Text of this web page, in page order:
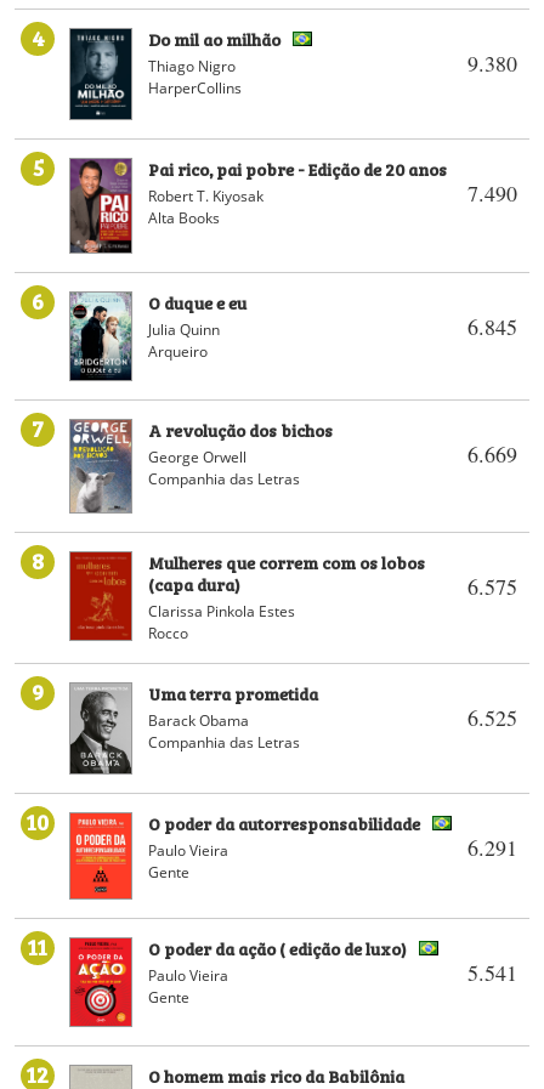
4
9.380
Do mil ao milhão
Thiago Nigro
HarperCollins
5
7.490
Pai rico, pai pobre - Edição de 20 anos
Robert T. Kiyosak
Alta Books
6
6.845
O duque e eu
Julia Quinn
Arqueiro
7
6.669
A revolução dos bichos
George Orwell
Companhia das Letras
8
6.575
Mulheres que correm com os lobos
(capa dura)
Clarissa Pinkola Estes
Rocco
9
6.525
Uma terra prometida
Barack Obama
Companhia das Letras
10
6.291
O poder da autorresponsabilidade
Paulo Vieira
Gente
11
5.541
O poder da ação ( edição de luxo)
Paulo Vieira
Gente
12 O homem mais rico da Babilônia